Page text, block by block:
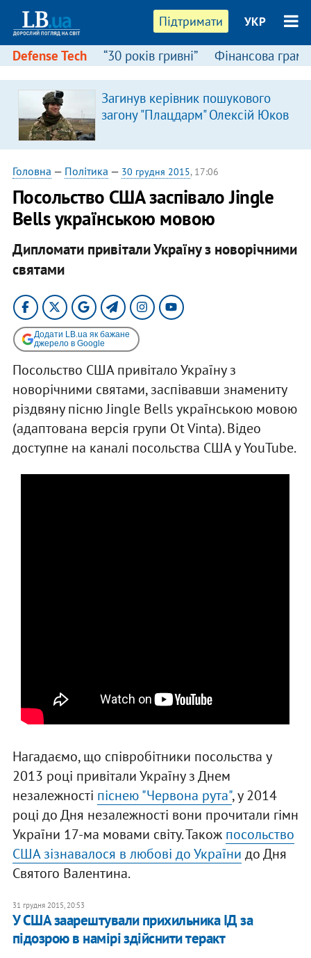
Підтримати УКР
Defense Tech “30 років гривні” Фінансова
Загинув керівник пошукового
загону "Плацдарм" Олексій Юков
Головна — Політика — 30 грудня 2015, 17:06
Посольство США заспівало Jingle
Bells українською мовою
Дипломати привітали Україну з новорічними
святами
Додати LB.ua як бажане
джерело в Google
Посольство США привітало Україну з
новорічними святами, заспівавши знамениту
різдвяну пісню Jingle Bells українською мовою
(адаптована версія групи Ot Vinta). Відео
доступне на каналі посольства США у YouTube.
Нагадаємо, що співробітники посольства у
2013 році привітали Україну з Днем
незалежності піснею "Червона рута", у 2014
році до Дня незалежності вони прочитали гімн
України 17-ма мовами світу. Також посольство
США зізнавалося в любові до України до Дня
Святого Валентина.
31 грудня 2015, 20:53
У США заарештували прихильника ІД за
підозрою в намірі здійснити теракт